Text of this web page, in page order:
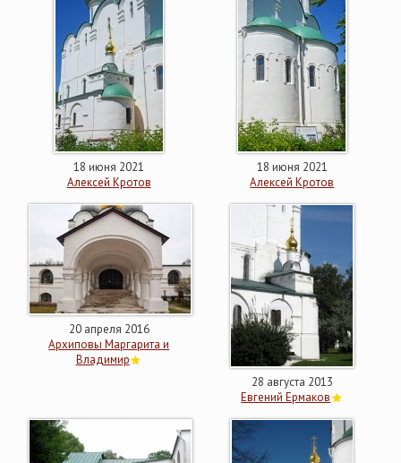
18 июня 2021
Алексей Кротов
18 июня 2021
Алексей Кротов
20 апреля 2016
Архиповы Маргарита и
Владимир
28 августа 2013
Евгений Ермаков